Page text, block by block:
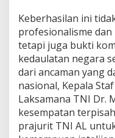
Keberhasilan ini
profesionalisme
tetapi juga bukti
kedaulatan negara
dari ancaman yang
nasional, Kepala
Laksamana TNI Dr.
kesempatan
prajurit TNI AL